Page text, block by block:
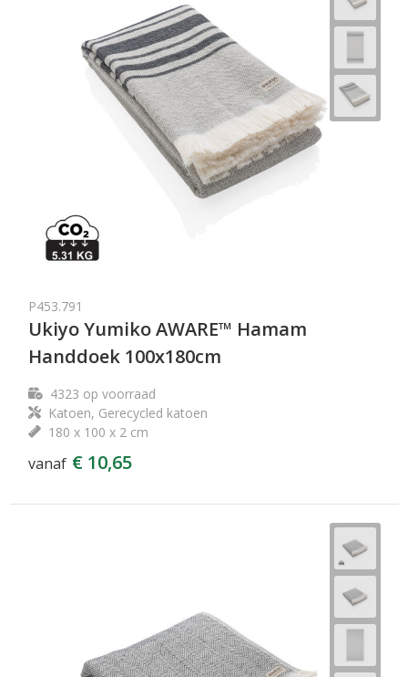
P453.791
Ukiyo Yumiko AWARE™ Hamam
Handdoek 100x180cm
4323 op voorraad
Katoen, Gerecycled katoen
180 x 100 x 2 cm
vanaf € 10,65